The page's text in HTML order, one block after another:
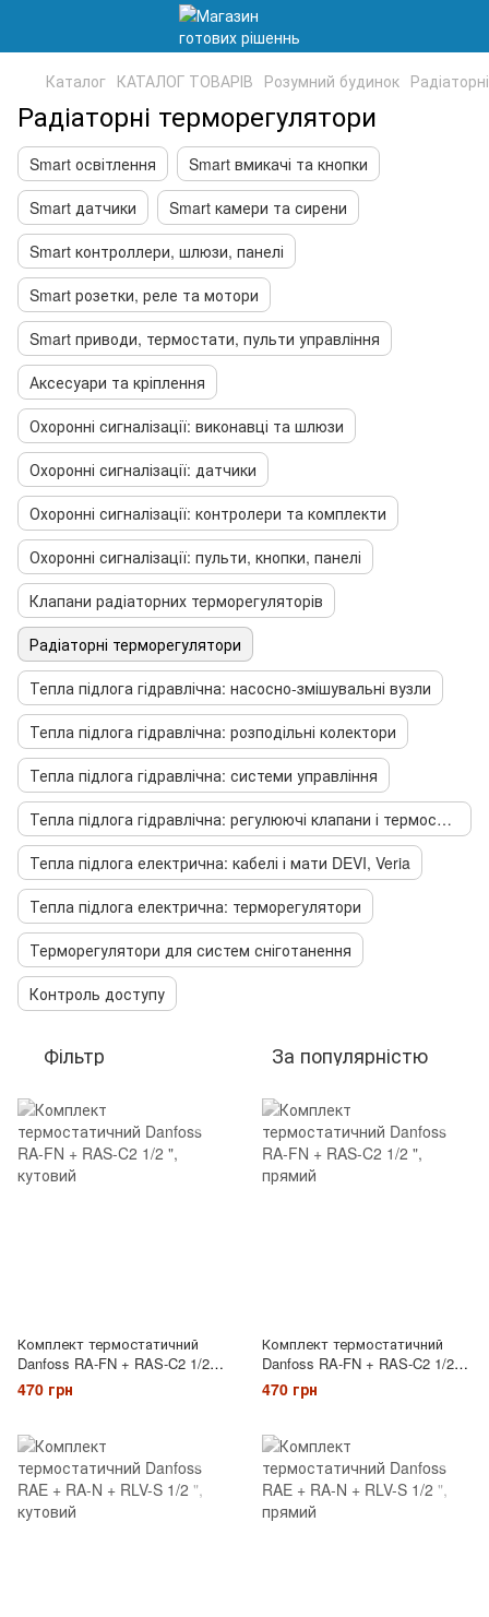
Каталог КАТАЛОГ ТОВАРІВ Розумний будинок
Радіаторні терморегулятори
Smart освітлення
Smart вмикачі та кнопки
Smart датчики
Smart камери та сирени
Smart контроллери, шлюзи, панелі
Smart розетки, реле та мотори
Smart приводи, термостати, пульти управління
Аксесуари та кріплення
Охоронні сигналізації: виконавці та шлюзи
Охоронні сигналізації: датчики
Охоронні сигналізації: контролери та комплекти
Охоронні сигналізації: пульти, кнопки, панелі
Клапани радіаторних терморегуляторів
Радіаторні терморегулятори
Тепла підлога гідравлічна: насосно-змішувальні вузли
Тепла підлога гідравлічна: розподільні колектори
Тепла підлога гідравлічна: системи управління
Тепла підлога гідравлічна: регулюючі клапани і термостатичні елементи
Тепла підлога електрична: кабелі і мати DEVI, Veria
Тепла підлога електрична: терморегулятори
Терморегулятори для систем сніготанення
Контроль доступу
Фільтр За популярністю
Комплект термостатичний
Danfoss RA-FN + RAS-C2 1/2 ",
кутовий
470 грн
Комплект термостатичний
Danfoss RA-FN + RAS-C2 1/2 ",
прямий
470 грн